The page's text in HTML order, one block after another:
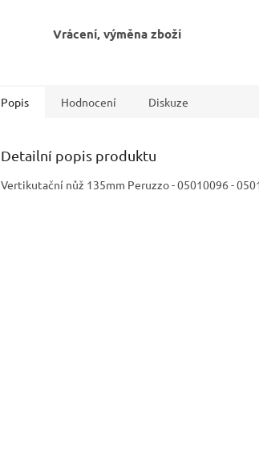
Vrácení, výměna zboží
Popis Hodnocení Diskuze
Detailní popis produktu
Vertikutační nůž 135mm Peruzzo - 05010096 -